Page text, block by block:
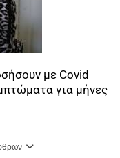
με Covid
για μήνες